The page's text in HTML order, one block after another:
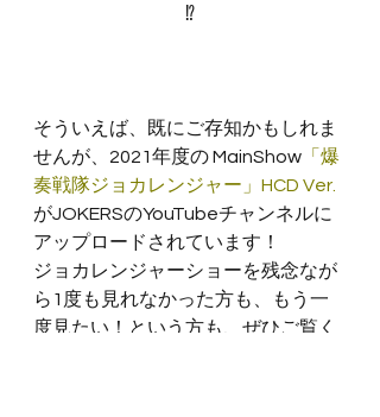
⁉
そういえば、既にご存知かもしれま
せんが、2021年度の MainShow 「爆
奏戦隊ジョカレンジャー」HCD Ver.
がJOKERSのYouTubeチャンネルに
アップロードされています！
ジョカレンジャーショーを残念なが
ら1度も見れなかった方も、もう一
度見たい！という方も、ぜひご覧く